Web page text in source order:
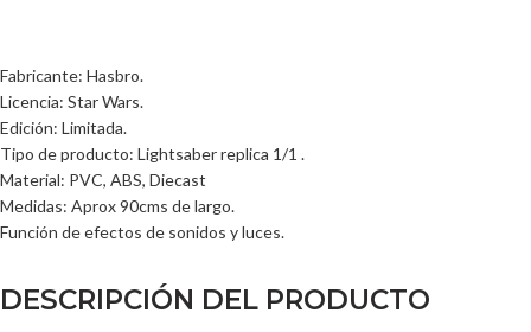
Fabricante: Hasbro.
Licencia: Star Wars.
Edición: Limitada.
Tipo de producto: Lightsaber replica 1/1 .
Material: PVC, ABS, Diecast
Medidas: Aprox 90cms de largo.
Función de efectos de sonidos y luces.
DESCRIPCIÓN DEL PRODUCTO